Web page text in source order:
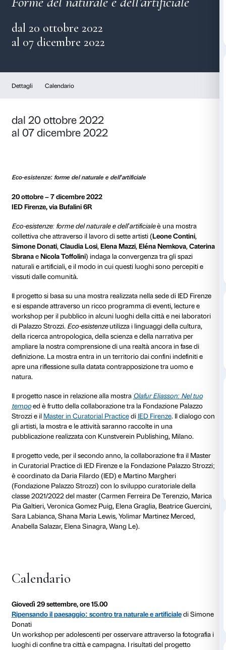
Eco-esistenze
Forme del naturale e
dal 20 ottobre 2022
al 07 dicembre 2022
dal 20 ottobre 2022
al 07 dicembre 2022
Eco-esistenze: forme del naturale e dell’artificiale
20 ottobre – 7 dicembre 2022
IED Firenze, via Bufalini 6R
Eco-esistenze: forme del naturale e dell’artificiale
Simone Donati,Claudia Losi,Elena Mazzi,Eléna
SbranaeNicola Toffolini) indaga la convergenza tra
naturali e artificiali, e il modo in cui questi luoghi
Il progetto si basa su una mostra realizzata nella
e si espande attraverso un ricco programma di
workshop per il pubblico in alcuni luoghi della città
di Palazzo Strozzi.Eco-esistenzeutilizza i linguaggi
della ricerca antropologica, della scienza e della
natura.
Il progetto nasce in relazione alla mostra
tempoed è frutto della collaborazione tra la
Strozzi e il Master in Curatorial Practice diIED
gli artisti, la mostra e le attività saranno raccolte in